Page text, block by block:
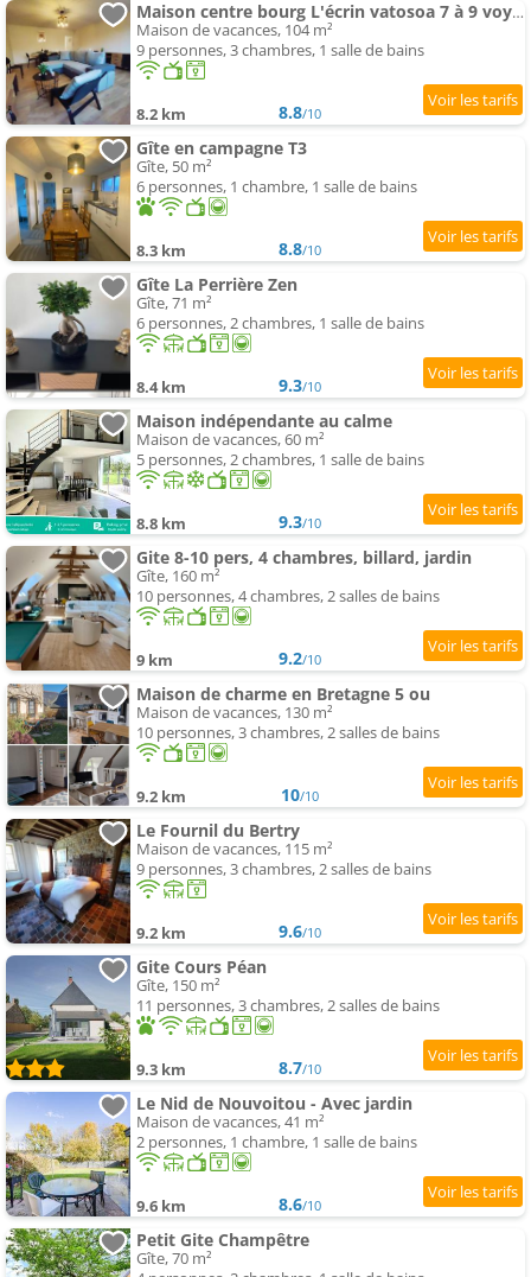
Maison centre bourg L'écrin vatosoa 7 à 9 voyageurs
Maison de vacances, 104 m²
9 personnes, 3 chambres, 1 salle de bains
8.2 km 8.8/10
Gîte en campagne T3
Gîte, 50 m²
6 personnes, 1 chambre, 1 salle de bains
8.3 km 8.8/10
Gîte La Perrière Zen
Gîte, 71 m²
6 personnes, 2 chambres, 1 salle de bains
8.4 km 9.3/10
Maison indépendante au calme
Maison de vacances, 60 m²
5 personnes, 2 chambres, 1 salle de bains
8.8 km 9.3/10
Gite 8-10 pers, 4 chambres, billard, jardin
Gîte, 160 m²
10 personnes, 4 chambres, 2 salles de bains
9 km 9.2/10
Maison de charme en Bretagne 5 ou
Maison de vacances, 130 m²
10 personnes, 3 chambres, 2 salles de bains
9.2 km 10/10
Le Fournil du Bertry
Maison de vacances, 115 m²
9 personnes, 3 chambres, 2 salles de bains
9.2 km 9.6/10
Gite Cours Péan
Gîte, 150 m²
11 personnes, 3 chambres, 2 salles de bains
9.3 km 8.7/10
Le Nid de Nouvoitou - Avec jardin
Maison de vacances, 41 m²
2 personnes, 1 chambre, 1 salle de bains
9.6 km 8.6/10
Petit Gite Champêtre
Gîte, 70 m²